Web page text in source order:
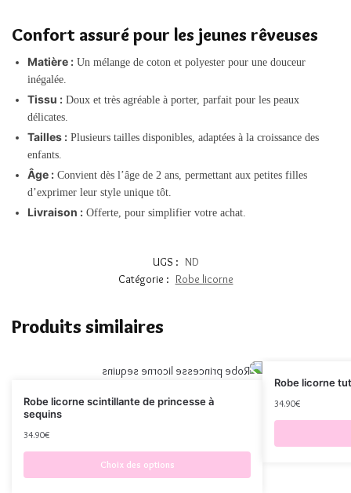
Confort assuré pour les jeunes rêveuses
Matière : Un mélange de coton et polyester pour une douceur
inégalée.
Tissu : Doux et très agréable à porter, parfait pour les peaux
délicates.
Tailles : Plusieurs tailles disponibles, adaptées à la croissance des
enfants.
Âge : Convient dès l’âge de 2 ans, permettant aux petites filles
d’exprimer leur style unique tôt.
Livraison : Offerte, pour simplifier votre achat.
UGS : ND
Catégorie : Robe licorne
Produits similaires
Robe licorne scintillante de princesse à
sequins
34.90€
Choix des options
Robe licorne
34.90€